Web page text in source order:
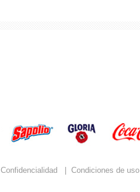
Confidencialidad Condiciones de uso